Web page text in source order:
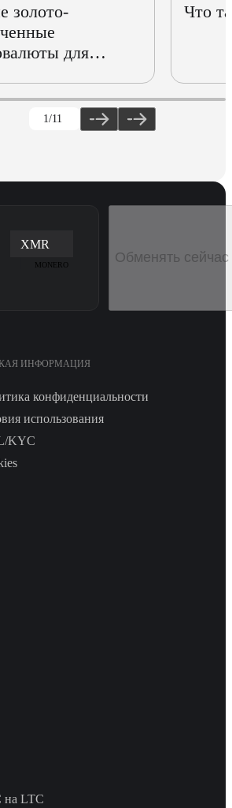
золото-
для
vs XAUT)
Что
1 /11
XMR
MONERO Обменять сейчас
ИНФОРМАЦИЯ
конфиденциальности
использования
KYC
на LTC